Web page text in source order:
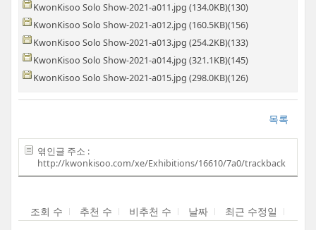
KwonKisoo Solo Show-2021-a011.jpg (134.0KB)(130)
KwonKisoo Solo Show-2021-a012.jpg (160.5KB)(156)
KwonKisoo Solo Show-2021-a013.jpg (254.2KB)(133)
KwonKisoo Solo Show-2021-a014.jpg (321.1KB)(145)
KwonKisoo Solo Show-2021-a015.jpg (298.0KB)(126)
목록
엮인글 주소 :
http://kwonkisoo.com/xe/Exhibitions/16610/7a0/trackback
조회 수 추천 수 비추천 수 날짜 최근 수정일